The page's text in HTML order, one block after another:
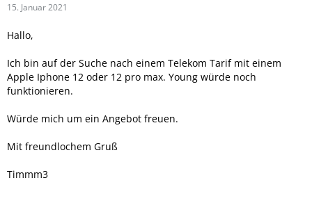
15. Januar 2021
Hallo,
Ich bin auf der Suche nach einem Telekom Tarif mit einem
Apple Iphone 12 oder 12 pro max. Young würde noch
funktionieren.
Würde mich um ein Angebot freuen.
Mit freundlochem Gruß
Timmm3